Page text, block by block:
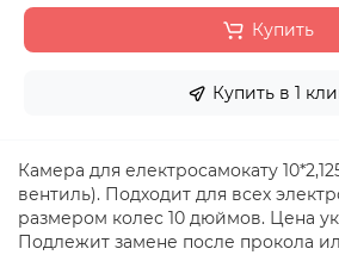
Купить
Купить в 1
Камера для електросамокату
вентиль). Подходит для всех
размером колес 10 дюймов. Цена
Подлежит замене после прокола